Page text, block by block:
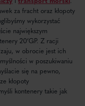
za fracht oraz kłopoty
wykorzystać
największym
20’GP. Z racji
w obrocie jest ich
w poszukiwaniu
się na pewno,
kłopoty
kontenery takie jak